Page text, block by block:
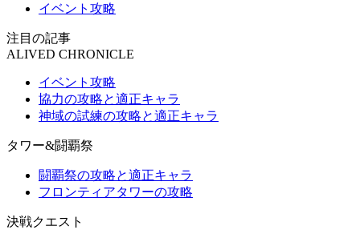
イベント攻略
注目の記事
ALIVED CHRONICLE
イベント攻略
協力の攻略と適正キャラ
神域の試練の攻略と適正キャラ
タワー&闘覇祭
闘覇祭の攻略と適正キャラ
フロンティアタワーの攻略
決戦クエスト